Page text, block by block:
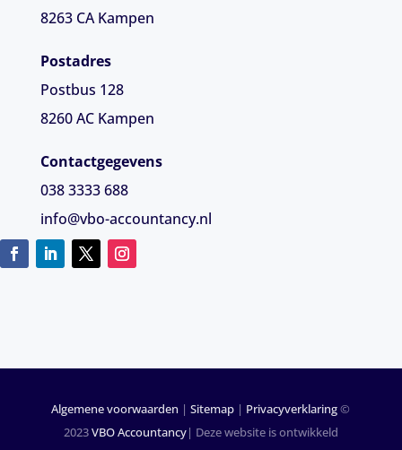
8263 CA Kampen
Postadres
Postbus 128
8260 AC Kampen
Contactgegevens
038 3333 688
info@vbo-accountancy.nl
Algemene voorwaarden |Sitemap | Privacyverklaring©
2023VBO Accountancy| Deze website is ontwikkeld